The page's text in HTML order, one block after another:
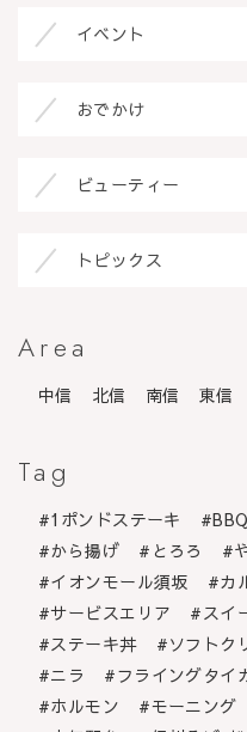
イベント
おでかけ
ビューティー
トピックス
Area
中信 北信 南信 東信
Tag
1ポンドステーキ BBQ
から揚げ
とろろ
イオンモール須坂
カ
サービスエリア
スイ
ステーキ丼
ソフトク
ニラ
フライングタイ
ホルモン
モーニング